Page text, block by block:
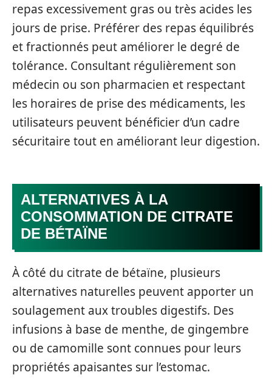
repas excessivement gras ou très acides les
jours de prise. Préférer des repas équilibrés
et fractionnés peut améliorer le degré de
tolérance. Consultant régulièrement son
médecin ou son pharmacien et respectant
les horaires de prise des médicaments, les
utilisateurs peuvent bénéficier d’un cadre
sécuritaire tout en améliorant leur digestion.
ALTERNATIVES À LA
CONSOMMATION DE CITRATE
DE BÉTAÏNE
À côté du citrate de bétaïne, plusieurs
alternatives naturelles peuvent apporter un
soulagement aux troubles digestifs. Des
infusions à base de menthe, de gingembre
ou de camomille sont connues pour leurs
propriétés apaisantes sur l’estomac.